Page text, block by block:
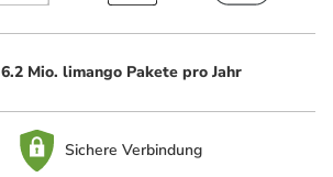
6.2 Mio. limango Pakete pro Jahr
Sichere Verbindung